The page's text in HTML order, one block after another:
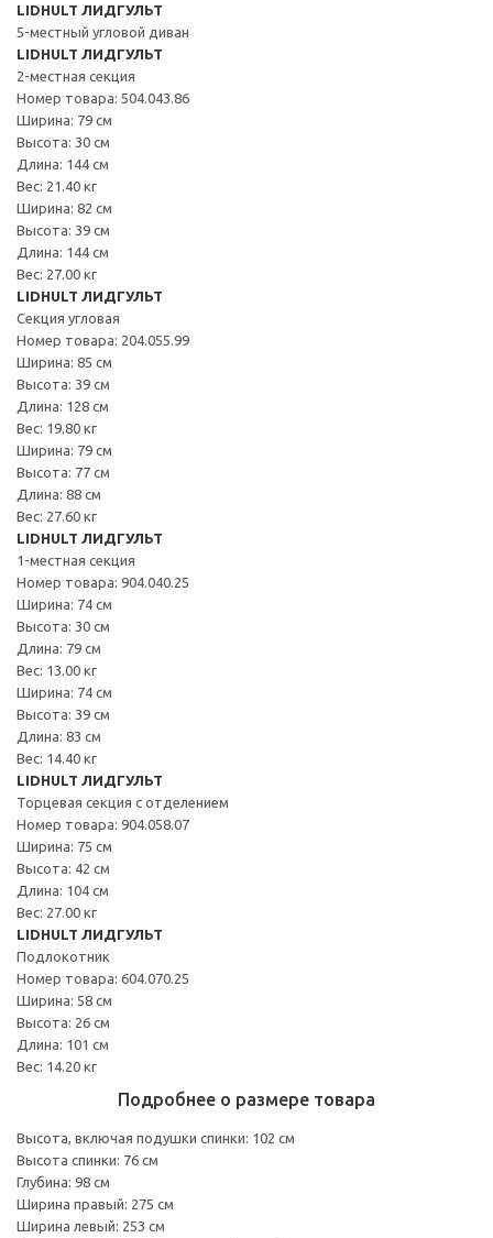
LIDHULT ЛИДГУЛЬТ
5-местный угловой диван
LIDHULT ЛИДГУЛЬТ
2-местная секция
Номер товара: 504.043.86
Ширина: 79 см
Высота: 30 см
Длина: 144 см
Вес: 21.40 кг
Ширина: 82 см
Высота: 39 см
Длина: 144 см
Вес: 27.00 кг
LIDHULT ЛИДГУЛЬТ
Секция угловая
Номер товара: 204.055.99
Ширина: 85 см
Высота: 39 см
Длина: 128 см
Вес: 19.80 кг
Ширина: 79 см
Высота: 77 см
Длина: 88 см
Вес: 27.60 кг
LIDHULT ЛИДГУЛЬТ
1-местная секция
Номер товара: 904.040.25
Ширина: 74 см
Высота: 30 см
Длина: 79 см
Вес: 13.00 кг
Ширина: 74 см
Высота: 39 см
Длина: 83 см
Вес: 14.40 кг
LIDHULT ЛИДГУЛЬТ
Торцевая секция с отделением
Номер товара: 904.058.07
Ширина: 75 см
Высота: 42 см
Длина: 104 см
Вес: 27.00 кг
LIDHULT ЛИДГУЛЬТ
Подлокотник
Номер товара: 604.070.25
Ширина: 58 см
Высота: 26 см
Длина: 101 см
Вес: 14.20 кг
Подробнее о размере товара
Высота, включая подушки спинки: 102 см
Высота спинки: 76 см
Глубина: 98 см
Ширина правый: 275 см
Ширина левый: 253 см